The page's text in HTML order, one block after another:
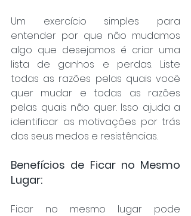
Um exercício simples para
entender por que não mudamos
algo que desejamos é criar uma
lista de ganhos e perdas. Liste
todas as razões pelas quais você
quer mudar e todas as razões
pelas quais não quer. Isso ajuda a
identificar as motivações por trás
dos seus medos e resistências.
Benefícios de Ficar no Mesmo
Lugar:
Ficar no mesmo lugar pode